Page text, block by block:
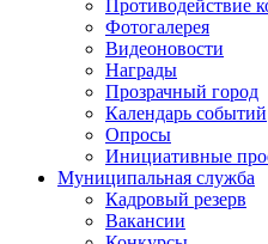
Противодействие
Фотогалерея
Видеоновости
Награды
Прозрачный город
Календарь событий
Опросы
Инициативные
Муниципальная служба
Кадровый резерв
Вакансии